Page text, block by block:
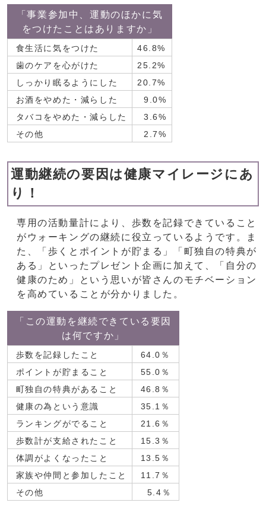
「事業参加中、運動のほかに気
をつけたことはありますか」
食生活に気をつけた
46.8%
歯のケアを心がけた
25.2%
しっかり眠るようにした
20.7%
お酒をやめた・減らした
9.0%
タバコをやめた・減らした
3.6%
その他
2.7%
運動継続の要因は健康マイレージにあ
り！
専用の活動量計により、歩数を記録できていること
がウォーキングの継続に役立っているようです。ま
た、「歩くとポイントが貯まる」「町独自の特典が
ある」といったプレゼント企画に加えて、「自分の
健康のため」という思いが皆さんのモチベーション
を高めていることが分かりました。
「この運動を継続できている要因
は何ですか」
歩数を記録したこと
64.0％
ポイントが貯まること
55.0％
町独自の特典があること
46.8％
健康の為という意識
35.1％
ランキングがでること
21.6％
歩数計が支給されたこと
15.3％
体調がよくなったこと
13.5％
家族や仲間と参加したこと
11.7％
その他
5.4％